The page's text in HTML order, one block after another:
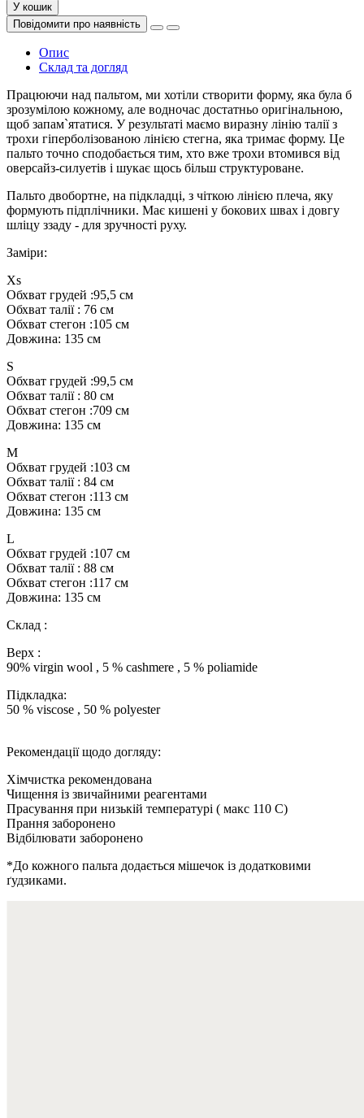
У кошик
Повідомити про наявність
Опис
Склад та догляд
Працюючи над пальтом, ми хотіли створити форму, яка була б
зрозумілою кожному, але водночас достатньо оригінальною,
щоб запам`ятатися. У результаті маємо виразну лінію талії з
трохи гіперболізованою лінією стегна, яка тримає форму. Це
пальто точно сподобається тим, хто вже трохи втомився від
оверсайз-силуетів і шукає щось більш структуроване.
Пальто двобортне, на підкладці, з чіткою лінією плеча, яку
формують підплічники. Має кишені у бокових швах і довгу
шліцу ззаду - для зручності руху.
Заміри:
Xs
Обхват грудей :95,5 см
Обхват талії : 76 см
Обхват стегон :105 см
Довжина: 135 см
S
Обхват грудей :99,5 см
Обхват талії : 80 см
Обхват стегон :709 см
Довжина: 135 см
M
Обхват грудей :103 см
Обхват талії : 84 см
Обхват стегон :113 см
Довжина: 135 см
L
Обхват грудей :107 см
Обхват талії : 88 см
Обхват стегон :117 см
Довжина: 135 см
Склад :
Верх :
90% virgin wool , 5 % cashmere , 5 % poliamide
Підкладка:
50 % viscose , 50 % polyester
Рекомендації щодо догляду:
Хімчистка рекомендована
Чищення із звичайними реагентами
Прасування при низькій температурі ( макс 110 С)
Прання заборонено
Відбілювати заборонено
*До кожного пальта додається мішечок із додатковими
ґудзиками.